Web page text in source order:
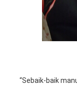
“Sebaik-baik